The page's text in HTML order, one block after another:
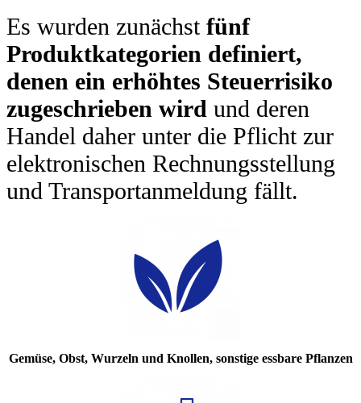
Es wurden zunächst fünf
Produktkategorien definiert,
denen ein erhöhtes Steuerrisiko
zugeschrieben wird und deren
Handel daher unter die Pflicht zur
elektronischen Rechnungsstellung
und Transportanmeldung fällt.
Gemüse, Obst, Wurzeln und Knollen, sonstige essbare Pflanzen